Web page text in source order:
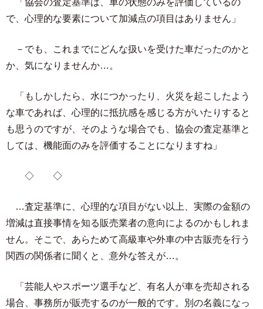
「協会の査定基準は、車の状態のみを評価しているの
で、心理的な要素について加減点の項目はありません」
－でも、これまでにどんな扱いを受けた車だったのかと
か、気になりませんか…。
「もしかしたら、水につかったり、火災を起こしたよう
な車であれば、心理的に抵抗感を感じる方がいたりすると
も思うのですが、そのような場合でも、協会の査定基準と
しては、機能面のみを評価することになりますね」
◇ ◇
…査定基準に、心理的な項目がない以上、実際の金額の
増減は直接事情を知る販売業者の意向によるのかもしれま
せん。そこで、あらためて高級車や外車の中古販売を行う
関西の関係者に聞くと、意外な答えが…。
「芸能人やスポーツ選手など、有名人が車を売却される
場合、事務所が販売するのが一般的です。別の名義になっ